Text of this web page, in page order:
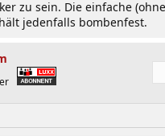
zu sein. Die einfache
jedenfalls bombenfest.